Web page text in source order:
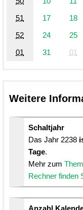
51
17 18
52
24 25
01
31 01
Weitere
Schaltjahr
Das Jahr 2238
Tage.
Mehr zum
Rechner finden
Anzahl